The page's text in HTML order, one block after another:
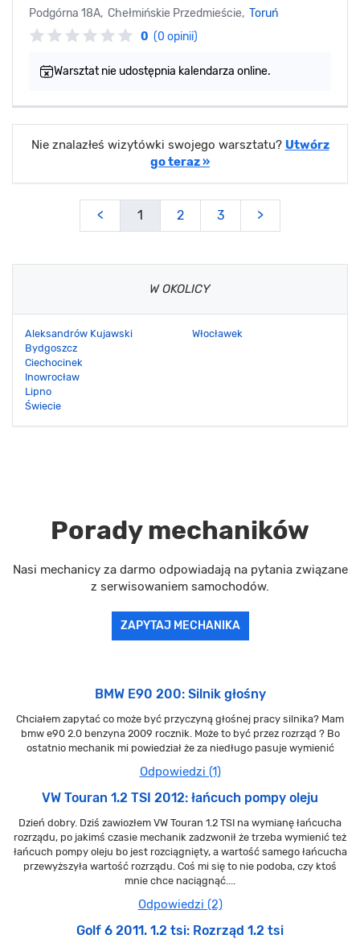
Podgórna 18A, Chełmińskie Przedmieście, Toruń
0 (0 opinii)
Warsztat nie udostępnia kalendarza online.
Nie znalazłeś wizytówki swojego warsztatu? Utwórz
go teraz »
< 1 2 3 >
W OKOLICY
Aleksandrów Kujawski
Bydgoszcz
Ciechocinek
Inowrocław
Lipno
Świecie
Włocławek
Porady mechaników
Nasi mechanicy za darmo odpowiadają na pytania związane
z serwisowaniem samochodów.
ZAPYTAJ MECHANIKA
BMW E90 200: Silnik głośny
Chciałem zapytać co może być przyczyną głośnej pracy silnika? Mam
bmw e90 2.0 benzyna 2009 rocznik. Może to być przez rozrząd ? Bo
ostatnio mechanik mi powiedział że za niedługo pasuje wymienić
Odpowiedzi (1)
VW Touran 1.2 TSI 2012: łańcuch pompy oleju
Dzień dobry. Dziś zawiozłem VW Touran 1.2 TSI na wymianę łańcucha
rozrządu, po jakimś czasie mechanik zadzwonił że trzeba wymienić też
łańcuch pompy oleju bo jest rozciągnięty, a wartość samego łańcucha
przewyższyła wartość rozrządu. Coś mi się to nie podoba, czy ktoś
mnie chce naciągnąć....
Odpowiedzi (2)
Golf 6 2011. 1.2 tsi: Rozrząd 1.2 tsi